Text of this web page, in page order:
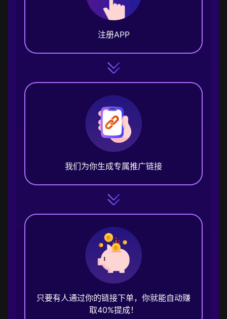
注册APP
我们为你生成专属推广链接
只要有人通过你的链接下单，你就能自动赚
取40%提成！